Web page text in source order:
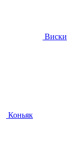
Виски
Коньяк